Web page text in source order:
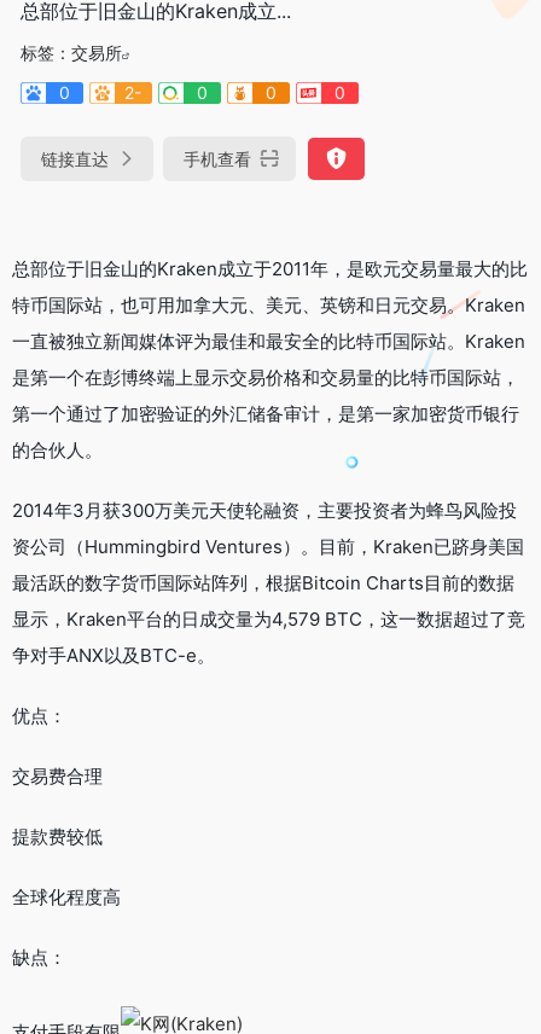
总部位于旧金山的Kraken成立...
标签： 交易所
0
2- 0 0 0
链接直达 手机查看
总部位于旧金山的Kraken成立于2011年，是欧元交易量最大的比
特币国际站，也可用加拿大元、美元、英镑和日元交易。Kraken
一直被独立新闻媒体评为最佳和最安全的比特币国际站。Kraken
是第一个在彭博终端上显示交易价格和交易量的比特币国际站，
第一个通过了加密验证的外汇储备审计，是第一家加密货币银行
的合伙人。
2014年3月获300万美元天使轮融资，主要投资者为蜂鸟风险投
资公司（Hummingbird Ventures）。目前，Kraken已跻身美国
最活跃的数字货币国际站阵列，根据Bitcoin Charts目前的数据
显示，Kraken平台的日成交量为4,579 BTC，这一数据超过了竞
争对手ANX以及BTC-e。
优点：
交易费合理
提款费较低
全球化程度高
缺点：